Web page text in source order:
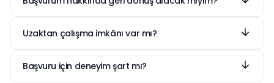
gösterebilir.
Evet. Tüm başvurularımızı dikkatle
değerlendiriyoruz. Değerlendirme süreci
hakkında sizinle iletişime geçiyoruz.
Uzaktan çalışma imkânı var mı?
Evet. Uygun pozisyonlarda uzaktan çalışma
imkânı bulunabilir.
Başvuru için deneyim şart mı?
Deneyim tek başına belirleyici değildir.